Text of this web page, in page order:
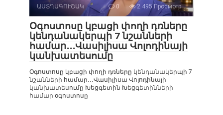
ԱՍՏՂԱԳՈՒՇԱԿ 0 2 495 Просмотр
Օգոստոսը կբացի փողի դռները
կենդանակերպի 7 նշանների
համար․․․Վասիլիսա Վոլոդինայի
կանխատեսումը
Օգոստոսը կբացի փողի դռները կենդանակերպի 7
նշանների համար․․․Վասիլիսա Վոլոդինայի
կանխատեսումը Խեցգետին Խեցգետինների
համար օգոստոսը